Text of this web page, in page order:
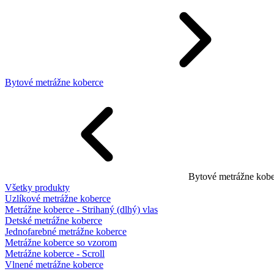
Bytové metrážne koberce
Bytové metrážne
Všetky produkty
Uzlíkové metrážne koberce
Metrážne koberce - Strihaný (dlhý) vlas
Detské metrážne koberce
Jednofarebné metrážne koberce
Metrážne koberce so vzorom
Metrážne koberce - Scroll
Vlnené metrážne koberce